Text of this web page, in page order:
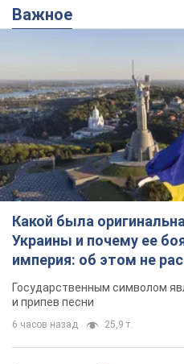
Важное
Какой была
Украины и почему ее
империя: об этом не
Государственным символом
и припев песни
6 часов назад 25,9 т.